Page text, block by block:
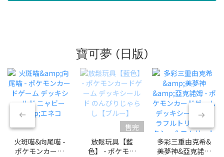
寶可夢 (日版)
火斑喵&向尾喵 -
ポケモンカード
售完
放鬆玩具【藍
色】 - ポケモン
多彩三重由克希&
美夢神&亞克諾姆